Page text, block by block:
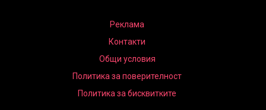
Реклама
Контакти
Общи условия
Политика за поверителност
Политика за бисквитките